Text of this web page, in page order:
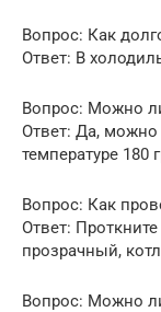
Вопрос: Как
Ответ: В
Вопрос: Можно
Ответ: Да, можно
температуре 180
Вопрос: Как
Ответ:
прозрачный,
Вопрос: Можно